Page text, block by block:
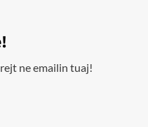
ne emailin tuaj!